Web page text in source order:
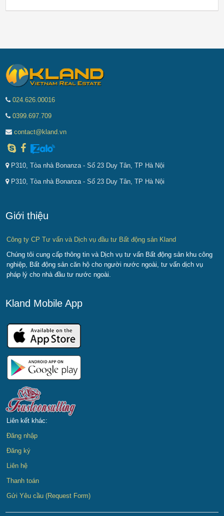
024.626.00016
0399.697.709
contact@kland.vn
P310, Tòa nhà Bonanza - Số 23 Duy Tân, TP Hà Nội
P310, Tòa nhà Bonanza - Số 23 Duy Tân, TP Hà Nội
Giới thiệu
Công ty CP Tư vấn và Dịch vụ đầu tư Bất động sản Kland
Chúng tôi cung cấp thông tin và Dịch vụ tư vấn Bất động sản khu công
nghiệp, Bất động sản căn hộ cho người nước ngoài, tư vấn dịch vụ
pháp lý cho nhà đầu tư nước ngoài.
Kland Mobile App
Liên kết khác:
Đăng nhập
Đăng ký
Liên hệ
Thanh toán
Gửi Yêu cầu (Request Form)